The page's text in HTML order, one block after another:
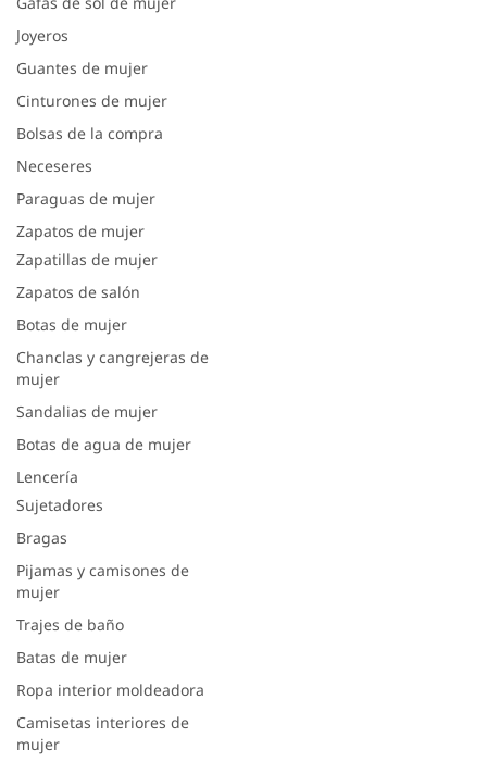
Joyeros
Guantes de mujer
Cinturones de mujer
Bolsas de la compra
Neceseres
Paraguas de mujer
Zapatos de mujer
Zapatillas de mujer
Zapatos de salón
Botas de mujer
Chanclas y cangrejeras de
mujer
Sandalias de mujer
Botas de agua de mujer
Lencería
Sujetadores
Bragas
Pijamas y camisones de
mujer
Trajes de baño
Batas de mujer
Ropa interior moldeadora
Camisetas interiores de
mujer